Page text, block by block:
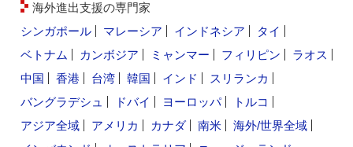
海外進出支援の専門家
シンガポール
マレーシア インドネシア
タイ
ベトナム
カンボジア ミャンマー フィリピン
ラオス
中国
香港 台湾 韓国 インド
スリランカ
バングラデシュ
ドバイ ヨーロッパ
トルコ
アジア全域
アメリカ カナダ 南米
海外/世界全域